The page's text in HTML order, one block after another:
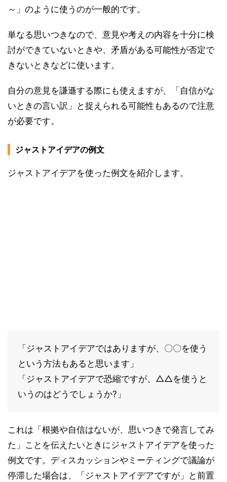
～」のように使うのが一般的です。
単なる思いつきなので、意見や考えの内容を十分に検
討ができていないときや、矛盾がある可能性が否定で
きないときなどに使います。
自分の意見を謙遜する際にも使えますが、「自信がな
いときの言い訳」と捉えられる可能性もあるので注意
が必要です。
ジャストアイデアの例文
ジャストアイデアを使った例文を紹介します。
「ジャストアイデアではありますが、〇〇を使う
という方法もあると思います」
「ジャストアイデアで恐縮ですが、△△を使うと
いうのはどうでしょうか?」
これは「根拠や自信はないが、思いつきで発言してみ
た」ことを伝えたいときにジャストアイデアを使った
例文です。ディスカッションやミーティングで議論が
停滞した場合は、「ジャストアイデアですが」と前置